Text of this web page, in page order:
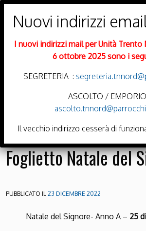
Trento Nord
DIOCESI DI TRENTO
Foglietto Natale del
PUBBLICATO IL23 DICEMBRE 2022
Natale del Signore- Anno A – 25
I nuovi indirizzi mail per Unità Trento
6 ottobre 2025 sono i
SEGRETERIA :
ASCOLTO /
Il vecchio indirizzo cesserà di